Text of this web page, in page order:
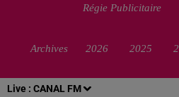
Live : CANAL FM
Régie Publicitaire
Archives 2026 2025